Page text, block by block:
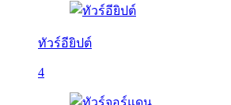
ทัวร์อียิปต์
4